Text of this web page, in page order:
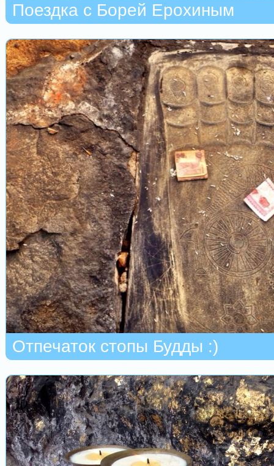
Поездка с Борей Ерохиным
Отпечаток стопы Будды :)